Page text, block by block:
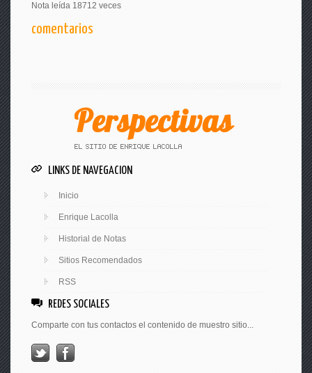
Nota leída 18712 veces
comentarios
LINKS DE NAVEGACION
Inicio
Enrique Lacolla
Historial de Notas
Sitios Recomendados
RSS
REDES SOCIALES
Comparte con tus contactos el contenido de muestro sitio...